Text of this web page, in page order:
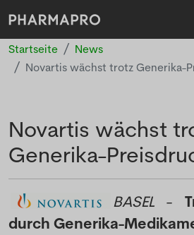
Startseite
News
Novartis wächst trotz Generika-
Novartis wächst
Generika-
BASEL -
durch Generika-